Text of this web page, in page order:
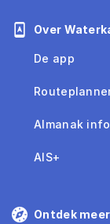
Over
De app
Almanak info
AIS+
Ontdek meer